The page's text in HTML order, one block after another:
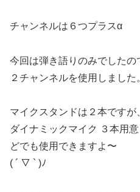
チャンネルは６つプラスα
今回は弾き語りのみでした
２チャンネルを使用しました
マイクスタンドは２本です
ダイナミックマイク ３本用
どでも使用できますよ〜
( ´ ▽ ` )ﾉ